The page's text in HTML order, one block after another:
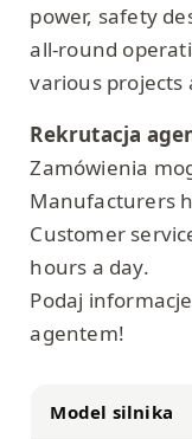
power, safety
all-round
various projects
Rekrutacja
Zamówienia
Manufacturers
Customer
hours a day.
Podaj
agentem!
Model silnika